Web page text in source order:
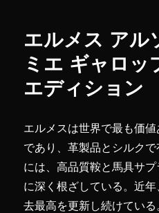
エルメス アル
ミエ ギャロッ
エディション
エルメスは世界で最も価
であり、革製品とシルク
には、高品質鞍と馬具サ
に深く根ざしている。近
去最高を更新し続けてい